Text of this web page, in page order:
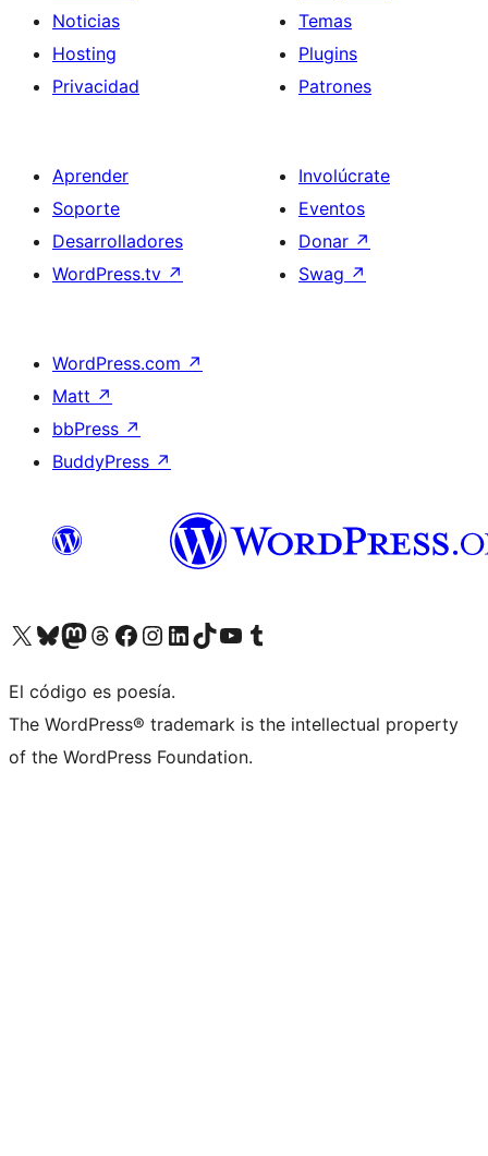
Noticias
Hosting
Privacidad
Temas
Plugins
Patrones
Aprender
Soporte
Desarrolladores
WordPress.tv ↗
Involúcrate
Eventos
Donar ↗
Swag ↗
WordPress.com ↗
Matt ↗
bbPress ↗
BuddyPress ↗
Visita nuestra cuenta de X (anteriormente Twitter)
Visita nuestra cuenta de Bluesky
Visita nuestra cuenta de Mastodon
Visita nuestra cuenta de Threads
Visita nuestra página de Facebook
Visita nuestra cuenta de Instagram
Visita nuestra cuenta de LinkedIn
Visita nuestra cuenta de TikTok
Visita nuestro canal de YouTube
Visita nuestra cuenta de Tumblr
El código es poesía.
The WordPress® trademark is the intellectual property
of the WordPress Foundation.